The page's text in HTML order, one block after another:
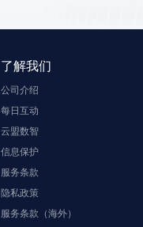
了解我们
公司介绍
每日互动
云盟数智
信息保护
服务条款
隐私政策
服务条款（海外）